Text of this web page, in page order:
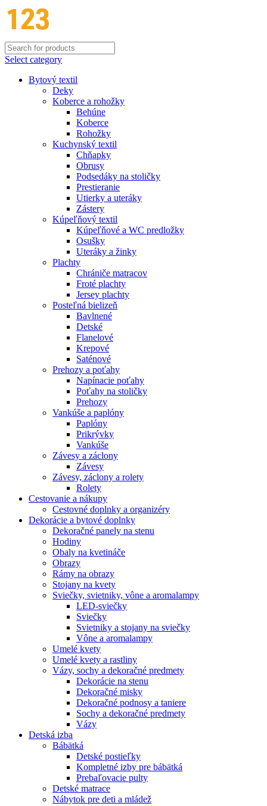
Select category
Bytový textil
Deky
Koberce a rohožky
Behúne
Koberce
Rohožky
Kuchynský textil
Chňapky
Obrusy
Podsedáky na stoličky
Prestieranie
Utierky a uteráky
Zástery
Kúpeľňový textil
Kúpeľňové a WC predložky
Osušky
Uteráky a žinky
Plachty
Chrániče matracov
Froté plachty
Jersey plachty
Posteľná bielizeň
Bavlnené
Detské
Flanelové
Krepové
Saténové
Prehozy a poťahy
Napínacie poťahy
Poťahy na stoličky
Prehozy
Vankúše a paplóny
Paplóny
Prikrývky
Vankúše
Závesy a záclony
Závesy
Závesy, záclony a rolety
Rolety
Cestovanie a nákupy
Cestovné doplnky a organizéry
Dekorácie a bytové doplnky
Dekoračné panely na stenu
Hodiny
Obaly na kvetináče
Obrazy
Rámy na obrazy
Stojany na kvety
Sviečky, svietniky, vône a aromalampy
LED-sviečky
Sviečky
Svietniky a stojany na sviečky
Vône a aromalampy
Umelé kvety
Umelé kvety a rastliny
Vázy, sochy a dekoračné predmety
Dekorácie na stenu
Dekoračné misky
Dekoračné podnosy a taniere
Sochy a dekoračné predmety
Vázy
Detská izba
Bábätká
Detské postieľky
Kompletné izby pre bábätká
Prebaľovacie pulty
Detské matrace
Nábytok pre deti a mládež